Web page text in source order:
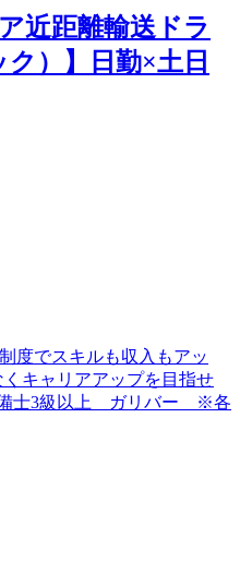
近距離輸送ドラ
）】日勤×土日